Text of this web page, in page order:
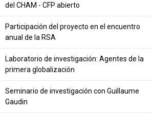
del CHAM - CFP abierto
Participación del proyecto en el encuentro
anual de la RSA
Laboratorio de investigación: Agentes de la
primera globalización
Seminario de investigación con Guillaume
Gaudin